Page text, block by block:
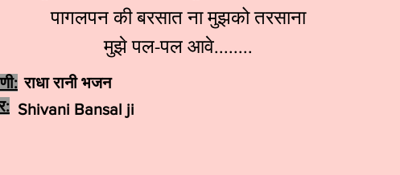
पागलपन की बरसात ना मुझको तरसाना
मुझे पल-पल आवे........
राधा रानी भजन
Shivani Bansal ji